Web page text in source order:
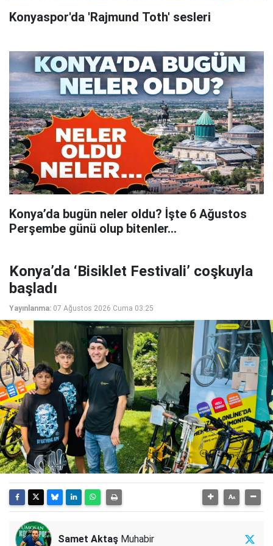
Konyaspor'da 'Rajmund Toth' sesleri
Konya’da bugün neler oldu? İşte 6 Ağustos
Perşembe günü olup bitenler…
Konya’da ‘Bisiklet Festivali’ coşkuyla
başladı
Yayınlanma: 07 Ağustos 2026 Cuma 03:25
Samet Aktaş Muhabir